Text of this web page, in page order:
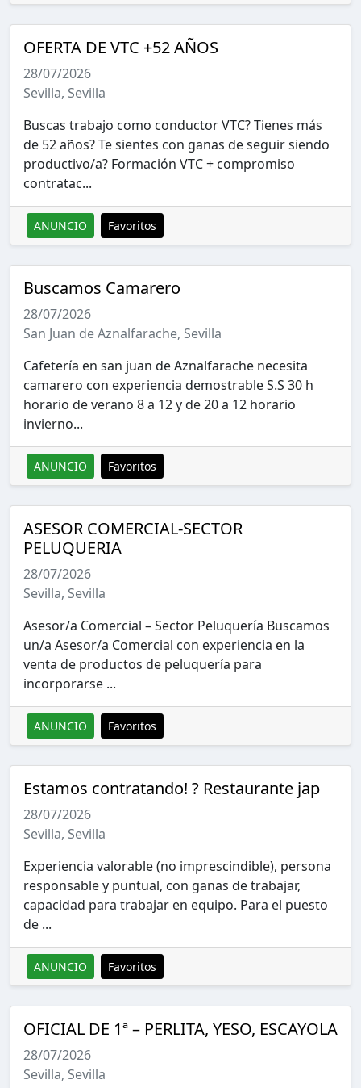
OFERTA DE VTC +52 AÑOS
28/07/2026
Sevilla, Sevilla
Buscas trabajo como conductor VTC? Tienes más
de 52 años? Te sientes con ganas de seguir siendo
productivo/a? Formación VTC + compromiso
contratac...
ANUNCIO Favoritos
Buscamos Camarero
28/07/2026
San Juan de Aznalfarache, Sevilla
Cafetería en san juan de Aznalfarache necesita
camarero con experiencia demostrable S.S 30 h
horario de verano 8 a 12 y de 20 a 12 horario
invierno...
ANUNCIO Favoritos
ASESOR COMERCIAL-SECTOR
PELUQUERIA
28/07/2026
Sevilla, Sevilla
Asesor/a Comercial – Sector Peluquería Buscamos
un/a Asesor/a Comercial con experiencia en la
venta de productos de peluquería para
incorporarse ...
ANUNCIO Favoritos
Estamos contratando! ? Restaurante jap
28/07/2026
Sevilla, Sevilla
Experiencia valorable (no imprescindible), persona
responsable y puntual, con ganas de trabajar,
capacidad para trabajar en equipo. Para el puesto
de ...
ANUNCIO Favoritos
OFICIAL DE 1ª – PERLITA, YESO, ESCAYOLA
28/07/2026
Sevilla, Sevilla